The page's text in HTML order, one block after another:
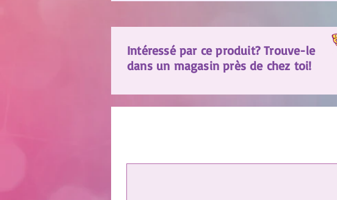
Intéressé par ce produit? Trouve-le
dans un magasin près de chez toi!